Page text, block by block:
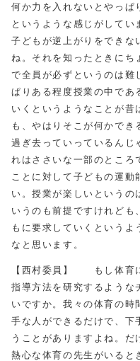
何か力を入れないとやっぱ
というような感じがしてい
子どもが逆上がりをできな
ね。それを知ったときにち
で全員が必ずというのは難
ぱりある程度授業の中であ
いくというようなことが昔
も、やはりそこが何かでき
過ぎ去っていっているんじ
れはささいな一部のところ
ことに対して子どもの運動
い。授業が楽しいというの
いうのも前提ですけれども
もに要求していくというよ
なと思います。
【西村委員】 もし体育
指導方法を研究するような
いですか。我々の体育の時
手な人ができるだけで、下
うことがありますよね。だ
熱心な体育の先生がいると